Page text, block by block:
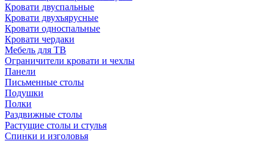
Кровати двуспальные
Кровати двухъярусные
Кровати односпальные
Кровати чердаки
Мебель для ТВ
Ограничители кровати и чехлы
Панели
Письменные столы
Подушки
Полки
Раздвижные столы
Растущие столы и стулья
Спинки и изголовья